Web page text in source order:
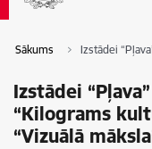
Sākums Izstādei
Izstādei
“Kilograms
“Vizuālā